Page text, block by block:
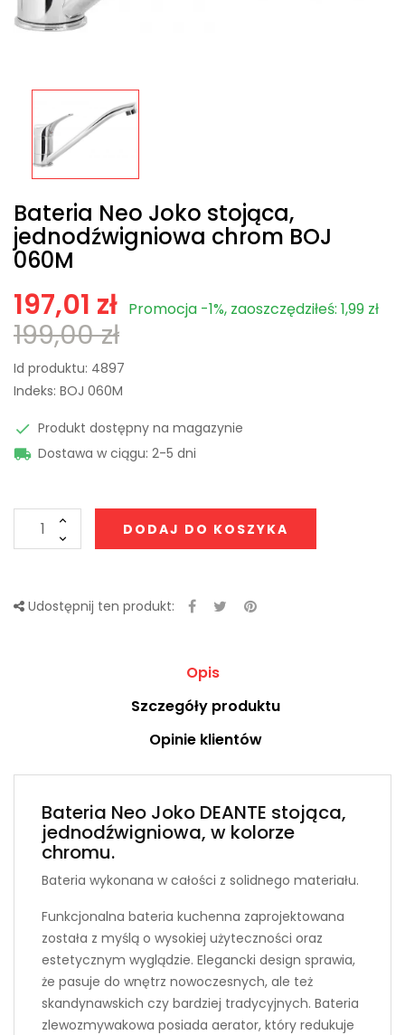
Bateria Neo Joko stojąca,
jednodźwigniowa chrom BOJ
060M
197,01 zł Promocja -1%, zaoszczędziłeś: 1,99 zł
199,00 zł
Id produktu: 4897
Indeks: BOJ 060M
 Produkt dostępny na magazynie
 Dostawa w ciągu: 2-5 dni
DODAJ DO KOSZYKA
Udostępnij ten produkt:
Opis
Szczegóły produktu
Opinie klientów
Bateria Neo Joko DEANTE stojąca,
jednodźwigniowa, w kolorze
chromu.
Bateria wykonana w całości z solidnego materiału.
Funkcjonalna bateria kuchenna zaprojektowana
została z myślą o wysokiej użyteczności oraz
estetycznym wyglądzie. Elegancki design sprawia,
że pasuje do wnętrz nowoczesnych, ale też
skandynawskich czy bardziej tradycyjnych. Bateria
zlewozmywakowa posiada aerator, który redukuje